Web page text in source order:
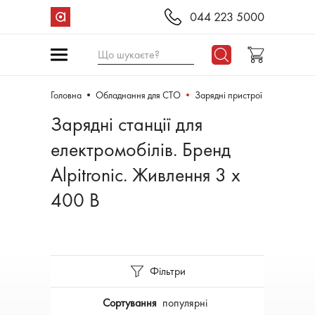
044 223 5000
Що шукаєте?
Головна Обладнання для СТО Зарядні пристрої
Зарядні станції для
електромобілів. Бренд
Alpitronic. Живлення 3 x
400 В
Фільтри
Сортування популярні